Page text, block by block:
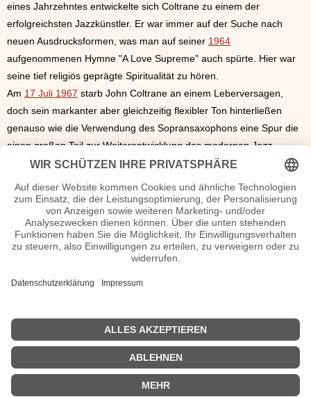
eines Jahrzehntes entwickelte sich Coltrane zu einem der
erfolgreichsten Jazzkünstler. Er war immer auf der Suche nach
neuen Ausdrucksformen, was man auf seiner 1964
aufgenommenen Hymne "A Love Supreme" auch spürte. Hier war
seine tief religiös geprägte Spiritualität zu hören.
Am 17 Juli 1967 starb John Coltrane an einem Leberversagen,
doch sein markanter aber gleichzeitig flexibler Ton hinterließen
genauso wie die Verwendung des Sopransaxophons eine Spur die
einen großen Teil zur Weiterentwicklung des modernen Jazz
beigetragen haben.
John Coltrane Seiten, Steckbrief etc.
John Coltrane Videos
John Coltrane Diskografie
n.n.v.
| © 2013–2025 was-war-wann.de. Alle Rechte vorbehalten. |